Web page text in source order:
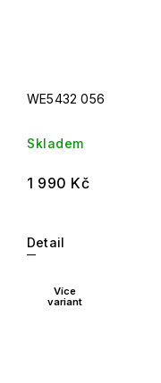
WE5432 056
Skladem
1 990 Kč
Detail
Více
variant